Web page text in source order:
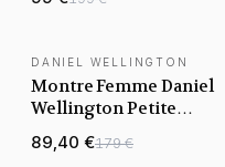
DW00100663 cadran
DANIEL WELLINGTON
Montre Femme Daniel
Wellington Petite
Melrose Pearl 32mm
DW00100516 cadran
89,40 €179 €